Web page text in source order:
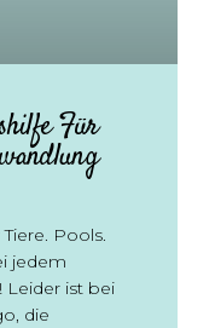
Für
Pools.
jedem
Leider ist bei
die